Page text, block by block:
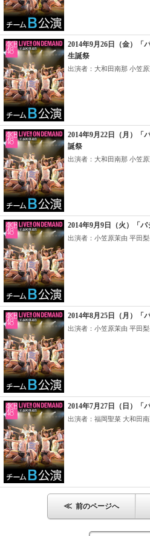
2014年9月26日（金）「
生誕祭
出演者：大和田南那 小笠原
2014年9月22日（月）「
誕祭
出演者：大和田南那 小笠原
2014年9月9日（火）「
出演者：小笠原茉由 平田梨
2014年8月25日（月）「
出演者：小笠原茉由 平田梨
2014年7月27日（日）「
出演者：福岡聖菜 大和田南
≪ 前のページへ